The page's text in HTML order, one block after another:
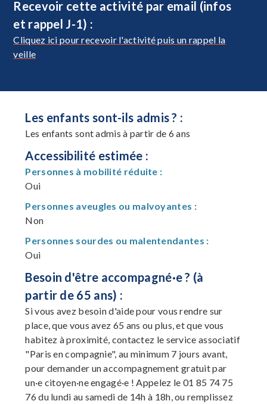
Recevoir cette activité par email (infos
et rappel J-1) :
Cliquez ici pour recevoir l'activité puis un rappel la
veille
Les enfants sont-ils admis ? :
Les enfants sont admis à partir de 6 ans
Accessibilité estimée :
Personnes à mobilité réduite :
Oui
Personnes aveugles ou malvoyantes :
Non
Personnes sourdes ou malentendantes :
Oui
Besoin d'être accompagné·e ? (à
partir de 65 ans) :
Si vous avez besoin d'aide pour vous rendre sur
place, que vous avez 65 ans ou plus, et que vous
habitez à proximité, contactez le service associatif
"Paris en compagnie", au minimum 7 jours avant,
pour demander un accompagnement gratuit par
un·e citoyen·ne engagé·e ! Appelez le 01 85 74 75
76 du lundi au samedi de 14h à 18h, ou remplissez